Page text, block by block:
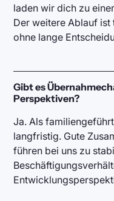
laden wir dich zu
Der weitere Ablauf
ohne lange
Gibt es
Perspektiven?
Ja. Als
langfristig. Gute
führen bei uns zu